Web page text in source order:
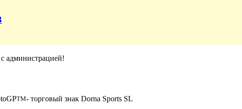
с администрацией!
TM- торговый знак Dorna Sports SL